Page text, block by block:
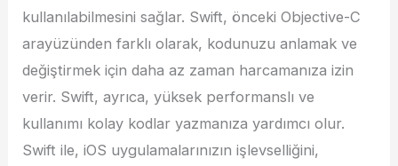
kullanılabilmesini sağlar. Swift, önceki Objective-C
arayüzünden farklı olarak, kodunuzu anlamak ve
değiştirmek için daha az zaman harcamanıza izin
verir. Swift, ayrıca, yüksek performanslı ve
kullanımı kolay kodlar yazmanıza yardımcı olur.
Swift ile, iOS uygulamalarınızın işlevselliğini,